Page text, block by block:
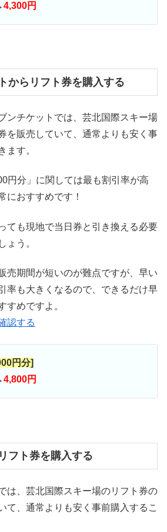
4,300円
からリフト券を購入する
ンチケットでは、芸北国際スキー場
を販売していて、通常よりも安く事
ます。
円分」に関しては最も割引率が高
におすすめです！
ても現地で当日券と引き換える必要
ょう。
売期間が短いのが難点ですが、早い
率も大きくなるので、できるだけ早
すめですよ。
認する
円分]
4,800円
フト券を購入する
は、芸北国際スキー場のリフト券の
て、通常よりも安く事前購入するこ